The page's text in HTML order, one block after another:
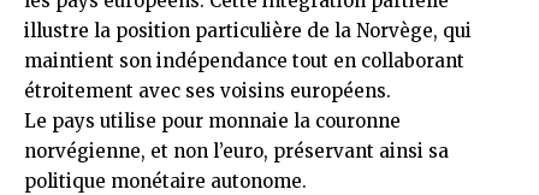
illustre la position particulière de la Norvège, qui
maintient son indépendance tout en collaborant
étroitement avec ses voisins européens.
Le pays utilise pour monnaie la couronne
norvégienne, et non l’euro, préservant ainsi sa
politique monétaire autonome.